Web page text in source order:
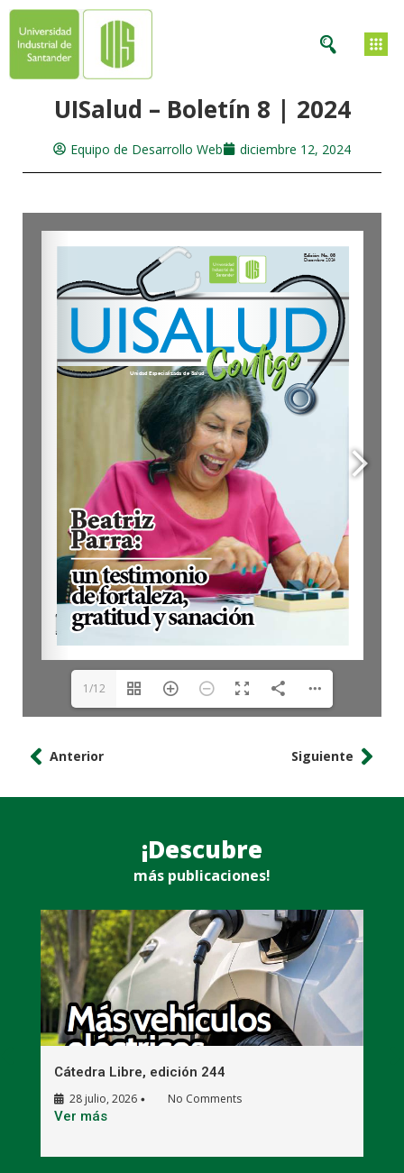
UISalud – Boletín 8 | 2024
Equipo de Desarrollo Web diciembre 12, 2024
1/12
Anterior Siguiente
¡Descubre
más publicaciones!
Cátedra Libre, edición 244
28 julio, 2026 • No Comments
Ver más